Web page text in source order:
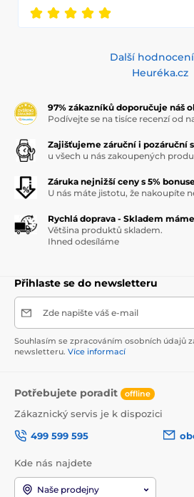
Další
Heuréka.cz
97% zákazníků doporučuje náš
Podívejte se na tisíce recenzí od
Zajišťujeme záruční i pozáruční
u všech u nás zakoupených
Záruka nejnižší ceny s 5%
U nás máte jistotu, že nakoupíte
Rychlá doprava - Skladem
Většina produktů skladem.
Ihned odesíláme
Přihlaste se do newsletteru
Zde napište váš e-mail
Souhlasím se zpracováním osobních údajů
newsletteru. Více informací
Potřebujete poradit offline
Zákaznický servis je k dispozici
499 599 595
Kde nás najdete
Naše prodejny